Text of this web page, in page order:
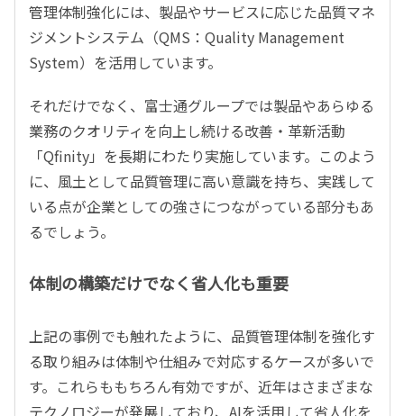
管理体制強化には、製品やサービスに応じた品質マネ
ジメントシステム（QMS：Quality Management
System）を活用しています。
それだけでなく、富士通グループでは製品やあらゆる
業務のクオリティを向上し続ける改善・革新活動
「Qfinity」を長期にわたり実施しています。このよう
に、風土として品質管理に高い意識を持ち、実践して
いる点が企業としての強さにつながっている部分もあ
るでしょう。
体制の構築だけでなく省人化も重要
上記の事例でも触れたように、品質管理体制を強化す
る取り組みは体制や仕組みで対応するケースが多いで
す。これらももちろん有効ですが、近年はさまざまな